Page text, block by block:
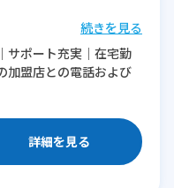
続きを見る
サポート充実｜在宅勤
加盟店との電話および
詳細を見る